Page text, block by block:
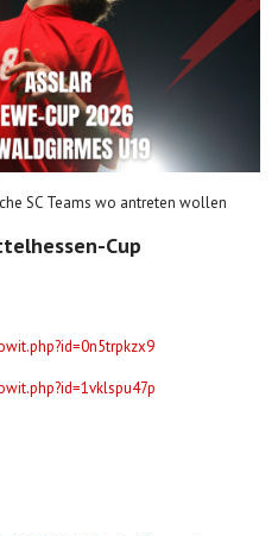
SC Teams wo antreten wollen
Cup